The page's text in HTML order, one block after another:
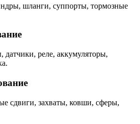
шланги, суппорты, тормозные
датчики, реле, аккумуляторы,
сдвиги, захваты, ковши, сферы,